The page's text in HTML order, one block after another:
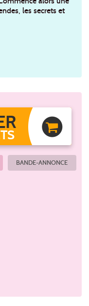
les secrets et
BANDE-ANNONCE